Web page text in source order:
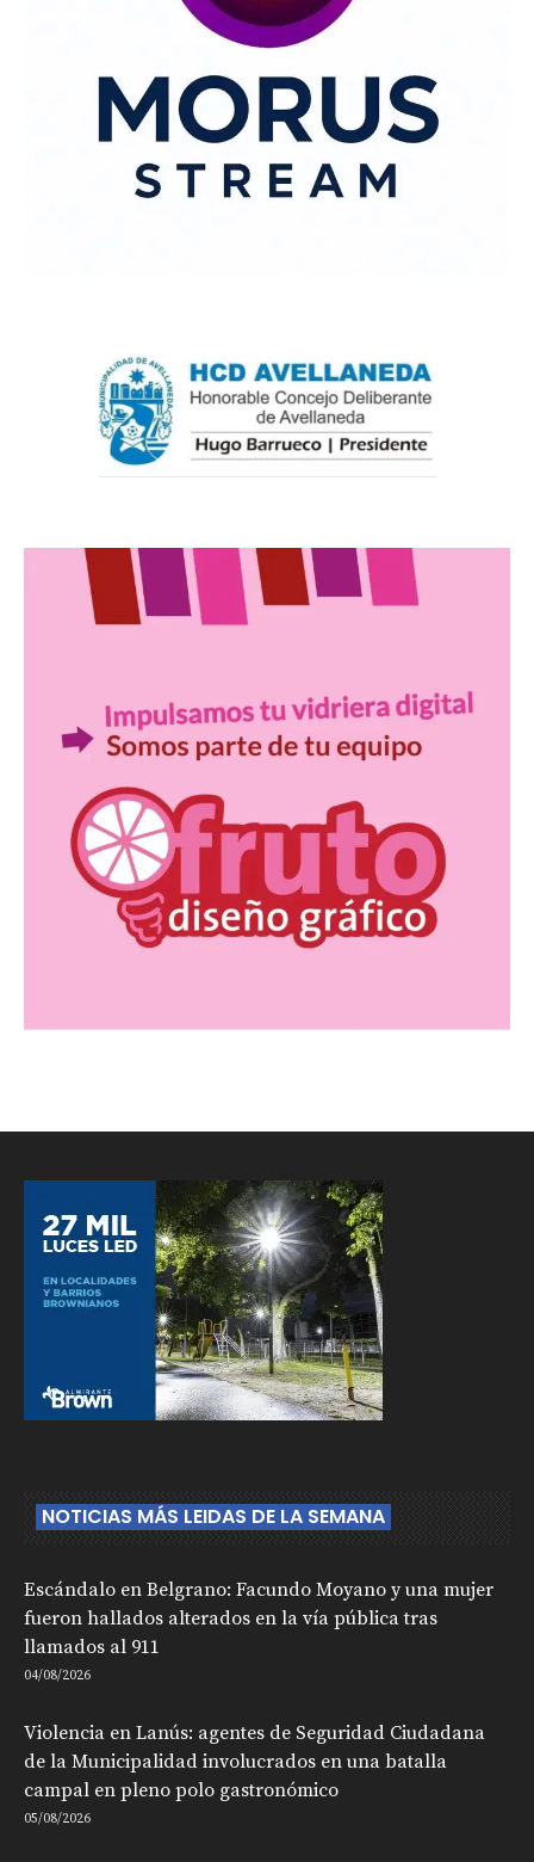
NOTICIAS MÁS LEIDAS DE LA SEMANA
Escándalo en Belgrano: Facundo Moyano y una mujer
fueron hallados alterados en la vía pública tras
llamados al 911
04/08/2026
Violencia en Lanús: agentes de Seguridad Ciudadana
de la Municipalidad involucrados en una batalla
campal en pleno polo gastronómico
05/08/2026